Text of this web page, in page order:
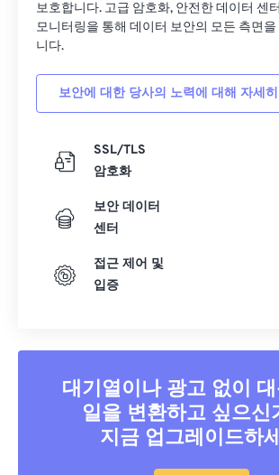
보호합니다. 고급 암호화, 안전한 데이터 센
모니터링을 통해 데이터 보안의 모든 측면
니다.
보안에 대한 당사의 노력에 대해 자세
SSL/TLS
암호화
보안 데이터
센터
접근 제어 및
입증
대기열이나 광고 없이
일을 변환하고 싶으신
지금 업그레이드하